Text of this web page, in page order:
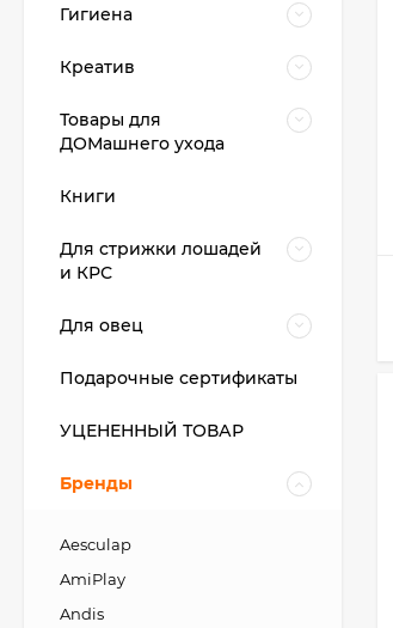
Гигиена
Креатив
Товары для
ДОМашнего ухода
Книги
Для стрижки лошадей
и КРС
Для овец
Подарочные сертификаты
УЦЕНЕННЫЙ ТОВАР
Бренды
Aesculap
AmiPlay
Andis